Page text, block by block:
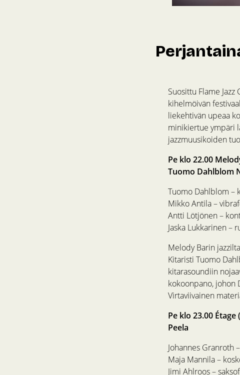
Suosittu Flame
kihelmöivän
liekehtivän upeaa
minikiertue ympäri
jazzmuusikoiden
Pe klo 22.00
Tuomo Dahlblom
Tuomo Dahlblom –
Mikko Antila –
Antti Lötjönen –
Jaska Lukkarinen –
Melody Barin
Kitaristi Tuomo
kitarasoundiin
kokoonpano, johon
Virtaviivainen
Pe klo 23.00 Étage
Peela
Johannes Granroth
Maja Mannila –
Jimi Ahlroos –